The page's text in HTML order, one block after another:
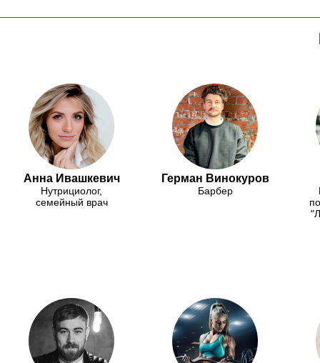
Анна Ивашкевич
Нутрициолог,
семейный врач
Герман Винокуров
Барбер